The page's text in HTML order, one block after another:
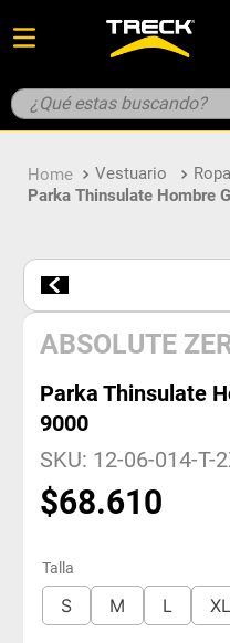
¿Qué estas buscando?
Vestuario
Parka Thinsulate Hombre
ABSOLUTE
Parka Thinsulate
9000
SKU: 12-06-014-T-
$68.610
Talla
S M L XL
1.
5.